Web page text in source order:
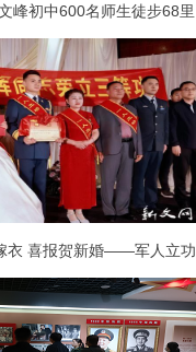
峰初中600名师生徒步68里
红色足迹
衣 喜报贺新婚——军人立功
撞出“最美同框”